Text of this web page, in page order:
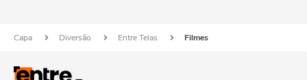
Capa Diversão Entre Telas Filmes